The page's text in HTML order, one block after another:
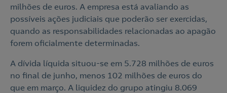
milhões de euros. A empresa está avaliando as
possíveis ações judiciais que poderão ser exercidas,
quando as responsabilidades relacionadas ao apagão
forem oficialmente determinadas.
A dívida líquida situou-se em 5.728 milhões de euros
no final de junho, menos 102 milhões de euros do
que em março. A liquidez do grupo atingiu 8.069